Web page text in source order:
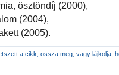
ösztöndíj (2000),
(2004),
(2005).
a cikk, ossza meg, vagy lájkolja,